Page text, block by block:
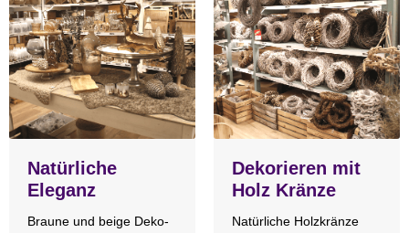
Natürliche
Eleganz
Braune und beige Deko-
Dekorieren mit
Holz Kränze
Natürliche Holzkränze